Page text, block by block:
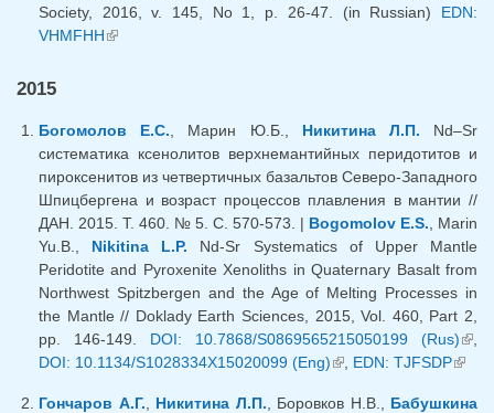
Society, 2016, v. 145, No 1, p. 26-47. (in Russian) EDN:
VHMFHH(внешняя ссылка)
2015
Богомолов Е.С. , Марин Ю.Б., Никитина Л.П. Nd–Sr
систематика ксенолитов верхнемантийных перидотитов и
пироксенитов из четвертичных базальтов Северо-Западного
Шпицбергена и возраст процессов плавления в мантии //
ДАН. 2015. Т. 460. № 5. С. 570-573. | Bogomolov E.S. , Marin
Yu.B., Nikitina L.P. Nd-Sr Systematics of Upper Mantle
Peridotite and Pyroxenite Xenoliths in Quaternary Basalt from
Northwest Spitzbergen and the Age of Melting Processes in
the Mantle // Doklady Earth Sciences, 2015, Vol. 460, Part 2,
pp. 146-149. DOI: 10.7868/S0869565215050199 (Rus)
DOI: 10.1134/S1028334X15020099 (Eng)(внешняя ссылка)
EDN: TJFSDP
Гончаров А.Г.
Никитина Л.П. , Боровков Н.В., Бабушкина